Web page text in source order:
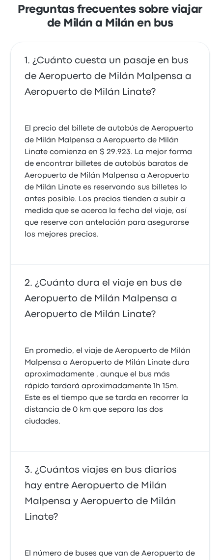
Preguntas frecuentes sobre viajar
de Milán a Milán en bus
¿Cuánto cuesta un pasaje en bus
de Aeropuerto de Milán Malpensa a
Aeropuerto de Milán Linate?
El precio del billete de autobús de Aeropuerto
de Milán Malpensa a Aeropuerto de Milán
Linate comienza en $ 29.923. La mejor forma
de encontrar billetes de autobús baratos de
Aeropuerto de Milán Malpensa a Aeropuerto
de Milán Linate es reservando sus billetes lo
antes posible. Los precios tienden a subir a
medida que se acerca la fecha del viaje, así
que reserve con antelación para asegurarse
los mejores precios.
¿Cuánto dura el viaje en bus de
Aeropuerto de Milán Malpensa a
Aeropuerto de Milán Linate?
En promedio, el viaje de Aeropuerto de Milán
Malpensa a Aeropuerto de Milán Linate dura
aproximadamente , aunque el bus más
rápido tardará aproximadamente 1h 15m.
Este es el tiempo que se tarda en recorrer la
distancia de 0 km que separa las dos
ciudades.
¿Cuántos viajes en bus diarios
hay entre Aeropuerto de Milán
Malpensa y Aeropuerto de Milán
Linate?
El número de buses que van de Aeropuerto de